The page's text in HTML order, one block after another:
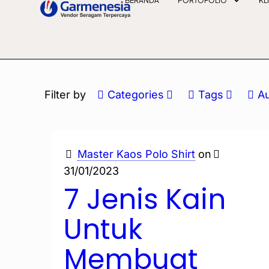
Filter by Categories Tags
Master Kaos Polo Shirt on
31/01/2023
7 Jenis Kain
Untuk
Membuat